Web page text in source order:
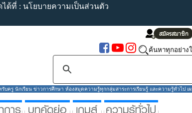
ด้ที่ : นโยบายความเป็นส่วนตัว
ค้นหาทุกอย่าง
ครู นักเรียน ข่าวการศึกษา ห้องสมุดความรู้ทุกกลุ่มสาระการเรียนรู้ และความรู้ทั่วไป เ